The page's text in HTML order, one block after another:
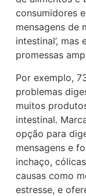
consumidores
mensagens de
intestinal’,
promessas
Por exemplo,
problemas
muitos
intestinal.
opção para
mensagens e
inchaço,
causas como
estresse, e